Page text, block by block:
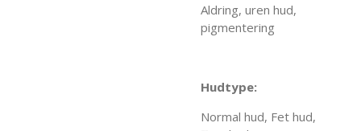
Aldring, uren hud,
pigmentering
Hudtype:
Normal hud, Fet hud,